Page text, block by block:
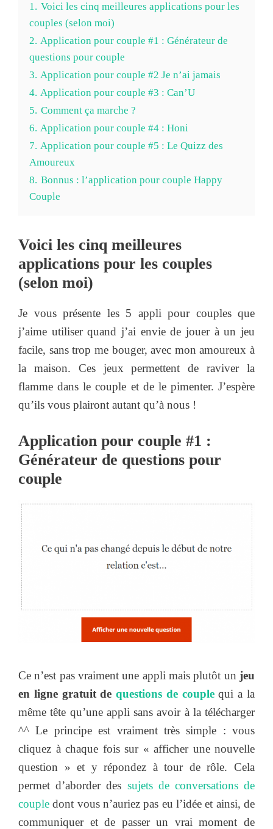
1. Voici les cinq meilleures applications pour les
couples (selon moi)
2. Application pour couple #1 : Générateur de
questions pour couple
3. Application pour couple #2 Je n’ai jamais
4. Application pour couple #3 : Can’U
5. Comment ça marche ?
6. Application pour couple #4 : Honi
7. Application pour couple #5 : Le Quizz des
Amoureux
8. Bonnus : l’application pour couple Happy
Couple
Voici les cinq meilleures
applications pour les couples
(selon moi)
Je vous présente les 5 appli pour couples que
j’aime utiliser quand j’ai envie de jouer à un jeu
facile, sans trop me bouger, avec mon amoureux à
la maison. Ces jeux permettent de raviver la
flamme dans le couple et de le pimenter. J’espère
qu’ils vous plairont autant qu’à nous !
Application pour couple #1 :
Générateur de questions pour
couple
Ce n’est pas vraiment une appli mais plutôt un jeu
en ligne gratuit dequestions de couplequi a la
même tête qu’une appli sans avoir à la télécharger
^^ Le principe est vraiment très simple : vous
cliquez à chaque fois sur « afficher une nouvelle
question » et y répondez à tour de rôle. Cela
permet d’aborder des sujets de conversations de
couple dont vous n’auriez pas eu l’idée et ainsi, de
communiquer et de passer un vrai moment de